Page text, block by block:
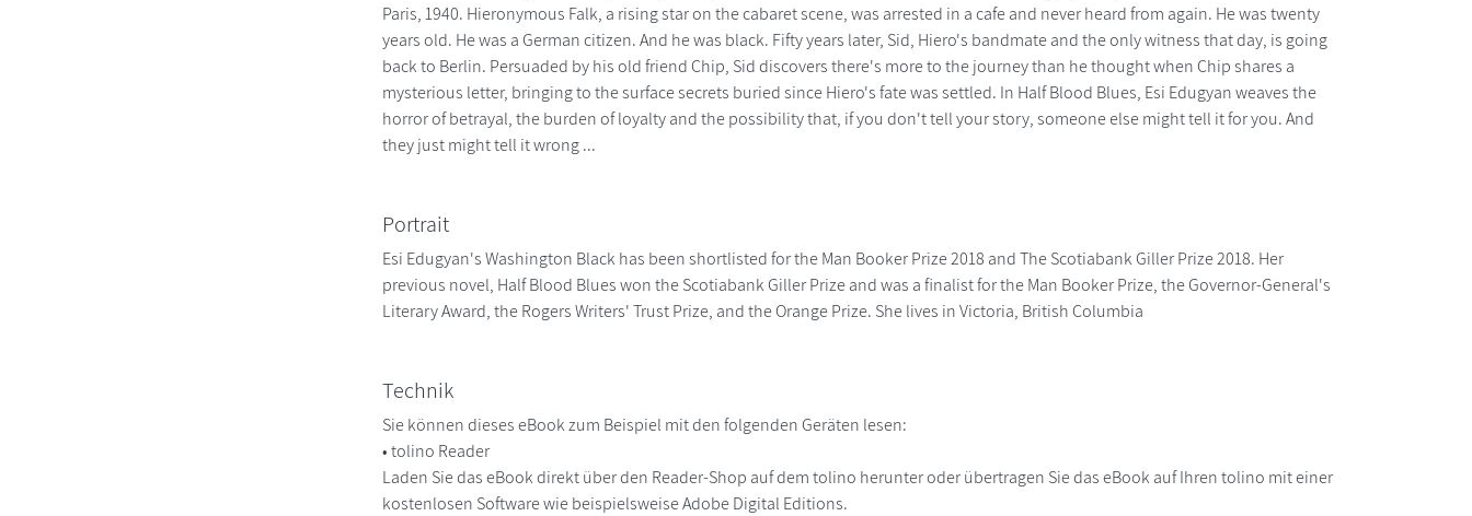
Paris, 1940. Hieronymous Falk, a rising star on the cabaret scene, was arrested in a cafe and never heard from again. He was twenty
years old. He was a German citizen. And he was black. Fifty years later, Sid, Hiero's bandmate and the only witness that day, is going
back to Berlin. Persuaded by his old friend Chip, Sid discovers there's more to the journey than he thought when Chip shares a
mysterious letter, bringing to the surface secrets buried since Hiero's fate was settled. In Half Blood Blues, Esi Edugyan weaves the
horror of betrayal, the burden of loyalty and the possibility that, if you don't tell your story, someone else might tell it for you. And
they just might tell it wrong ...
Portrait
Esi Edugyan's Washington Black has been shortlisted for the Man Booker Prize 2018 and The Scotiabank Giller Prize 2018. Her
previous novel, Half Blood Blues won the Scotiabank Giller Prize and was a finalist for the Man Booker Prize, the Governor-General's
Literary Award, the Rogers Writers' Trust Prize, and the Orange Prize. She lives in Victoria, British Columbia
Technik
Sie können dieses eBook zum Beispiel mit den folgenden Geräten lesen:
• tolino Reader
Laden Sie das eBook direkt über den Reader-Shop auf dem tolino herunter oder übertragen Sie das eBook auf Ihren tolino mit einer
kostenlosen Software wie beispielsweise Adobe Digital Editions.